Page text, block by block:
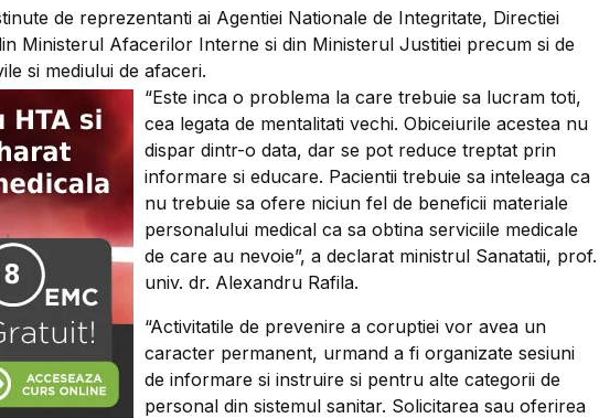
de reprezentanti ai Agentiei Nationale de Integritate, Directiei
Ministerul Afacerilor Interne si din Ministerul Justitiei precum si de
si mediului de afaceri.
“Este inca o problema la care trebuie sa lucram toti,
cea legata de mentalitati vechi. Obiceiurile acestea nu
dispar dintr-o data, dar se pot reduce treptat prin
informare si educare. Pacientii trebuie sa inteleaga ca
nu trebuie sa ofere niciun fel de beneficii materiale
personalului medical ca sa obtina serviciile medicale
de care au nevoie”, a declarat ministrul Sanatatii, prof.
univ. dr. Alexandru Rafila.
“Activitatile de prevenire a coruptiei vor avea un
caracter permanent, urmand a fi organizate sesiuni
de informare si instruire si pentru alte categorii de
personal din sistemul sanitar. Solicitarea sau oferirea